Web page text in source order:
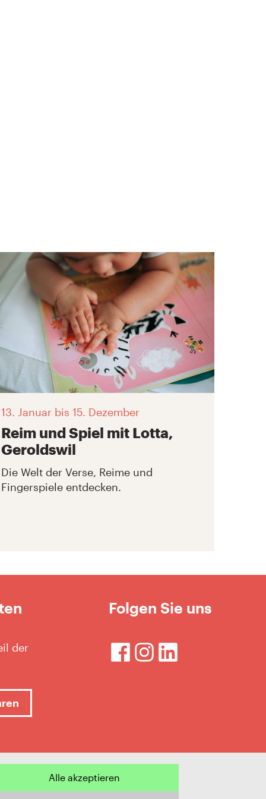
13. Januar bis 15. Dezember
Reim und Spiel mit Lotta,
Geroldswil
Die Welt der Verse, Reime und
Fingerspiele entdecken.
der
Folgen Sie uns
Alle akzeptieren